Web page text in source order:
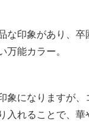
な印象があり、卒
万能カラー。
象になりますが、
入れることで、